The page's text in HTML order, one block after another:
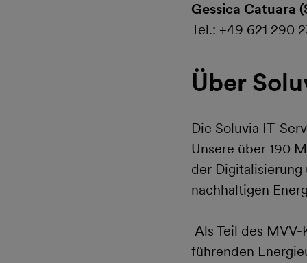
Gessica Catuara
Tel.: +49 621 290
Über
Die Soluvia IT-
Unsere über 190
der Digitalisierung
nachhaltigen
Als Teil des
führenden